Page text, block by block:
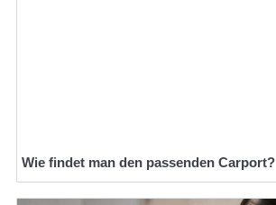
Wie findet man den passenden Carport?